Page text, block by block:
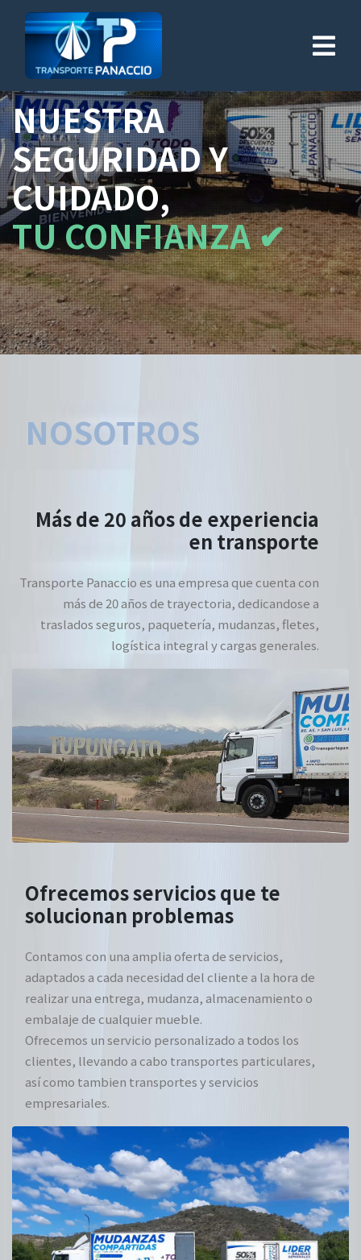
NUESTRA
SEGURIDAD Y
CUIDADO,
TU CONFIANZA ✔
NOSOTROS
Más de 20 años de experiencia
en transporte
Transporte Panaccio es una empresa que cuenta con
más de 20 años de trayectoria, dedicandose a
traslados seguros, paquetería, mudanzas, fletes,
logística integral y cargas generales.
Ofrecemos servicios que te
solucionan problemas
Contamos con una amplia oferta de servicios,
adaptados a cada necesidad del cliente a la hora de
realizar una entrega, mudanza, almacenamiento o
embalaje de cualquier mueble.
Ofrecemos un servicio personalizado a todos los
clientes, llevando a cabo transportes particulares,
así como tambien transportes y servicios
empresariales.